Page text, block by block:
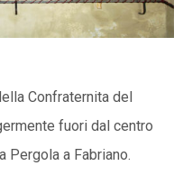
Confraternita del
fuori dal centro
Pergola a Fabriano.